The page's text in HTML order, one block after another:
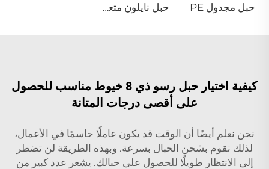
حبل مجدول PE حبل نايلون متعدد الخيوط ملتوي
كيفية اختيار حبل رسو ذي 8 خيوط مناسب للحصول
على أقصى درجات المتانة
نحن نعلم أيضًا أن الوقت قد يكون عاملًا حاسمًا في الأعمال،
لذلك نقوم بشحن الحبال بسرعة. وبهذه الطريقة لن تضطر
إلى الانتظار طويلًا للحصول على حبالك. يشعر عدد كبير من